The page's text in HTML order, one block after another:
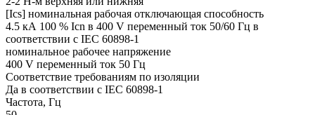
[Ics] номинальная рабочая отключающая способность
4.5 кА 100 % Icn в 400 V переменный ток 50/60 Гц в
соответствии с IEC 60898-1
номинальное рабочее напряжение
400 V переменный ток 50 Гц
Соответствие требованиям по изоляции
Да в соответствии с IEC 60898-1
Частота, Гц